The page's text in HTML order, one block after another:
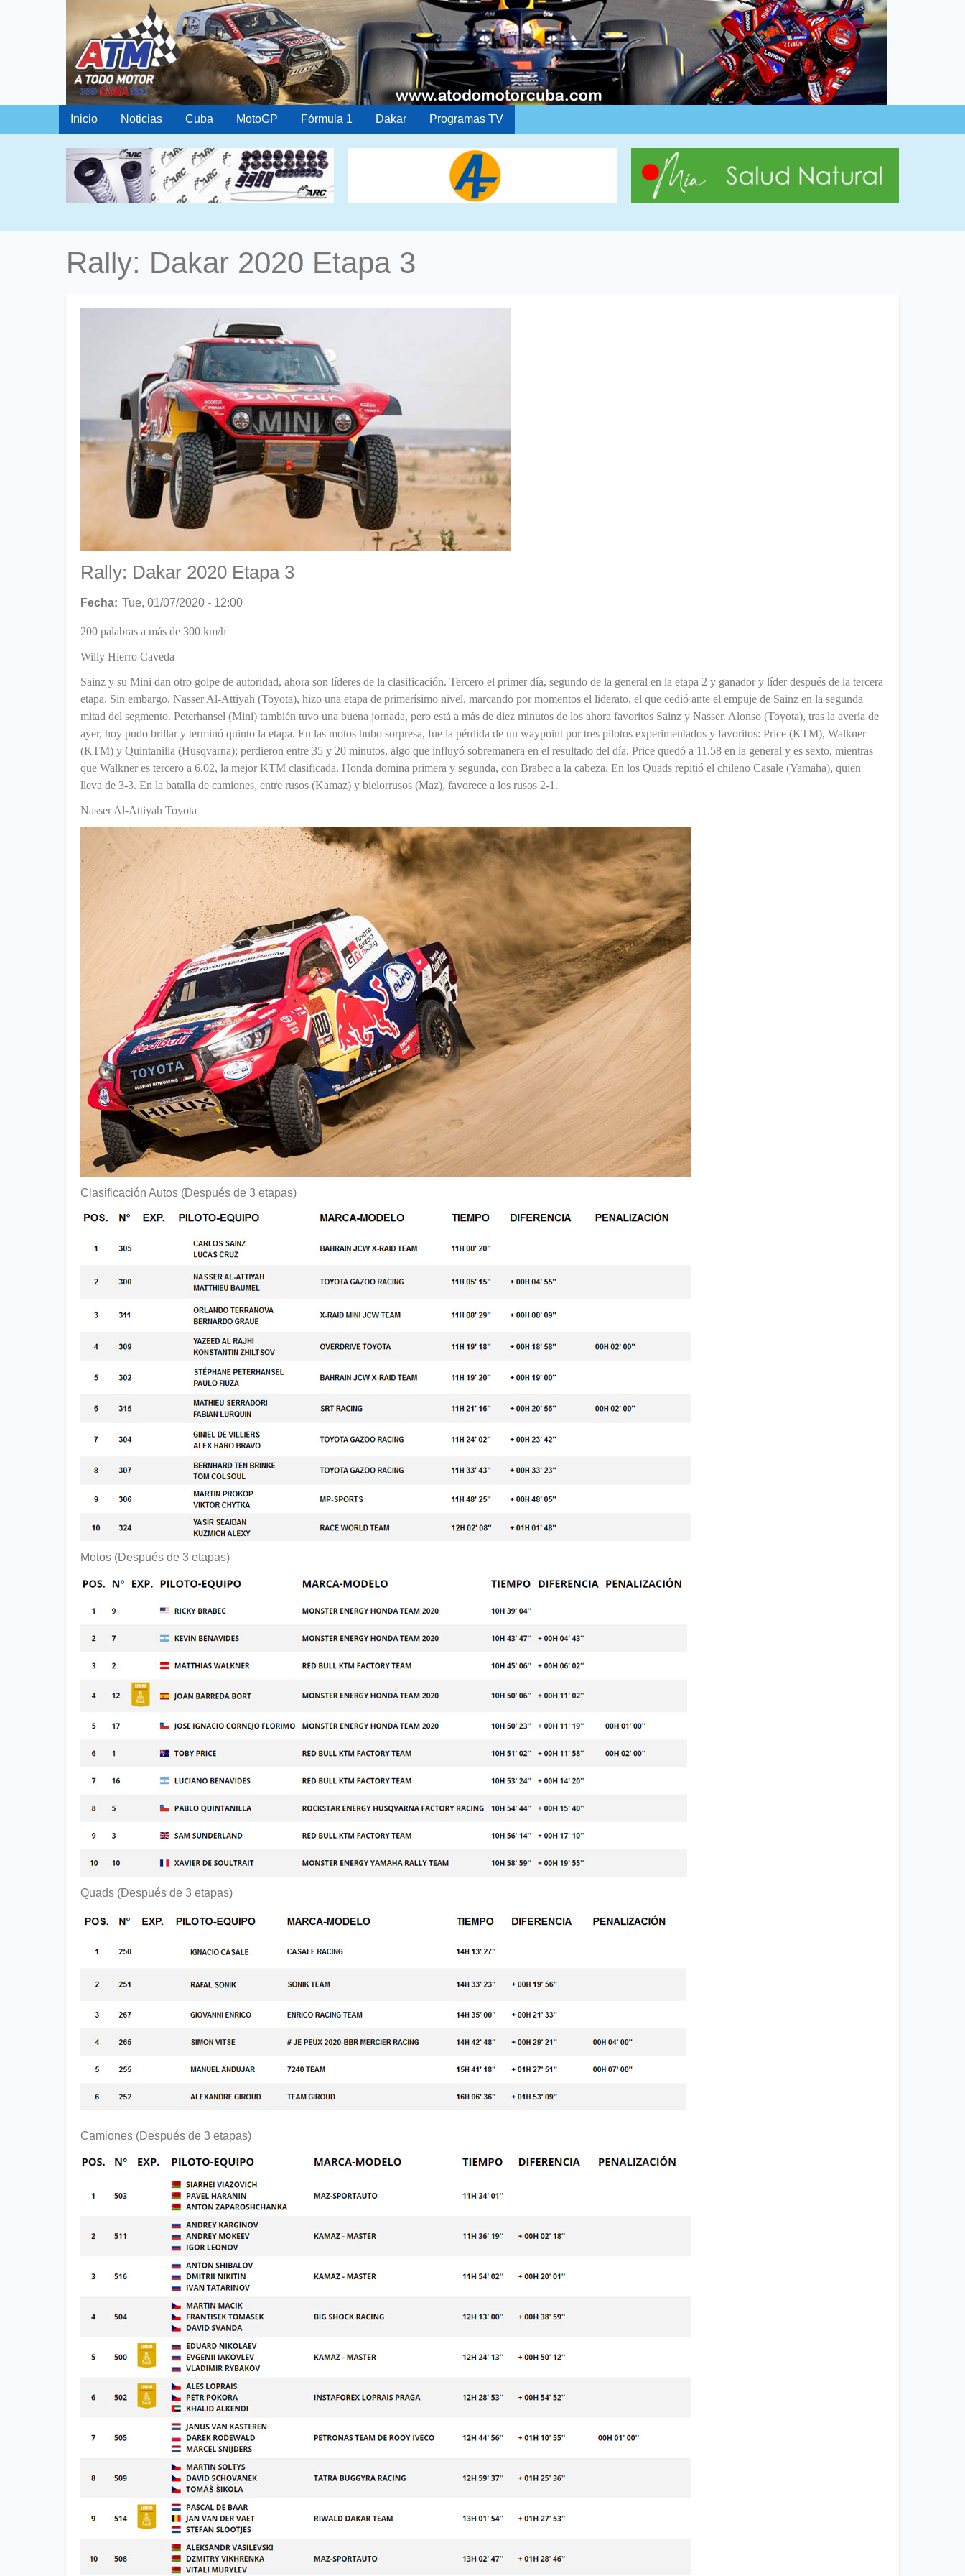
Inicio Noticias Cuba MotoGP Fórmula 1 Dakar Programas TV
Rally: Dakar 2020 Etapa 3
Rally: Dakar 2020 Etapa 3
Fecha Tue, 01/07/2020 - 12:00
200 palabras a más de 300 km/h
Willy Hierro Caveda
Sainz y su Mini dan otro golpe de autoridad, ahora son líderes de la clasificación. Tercero el primer día, segundo de la general en la etapa 2 y ganador y líder después de la tercera
etapa. Sin embargo, Nasser Al-Attiyah (Toyota), hizo una etapa de primerísimo nivel, marcando por momentos el liderato, el que cedió ante el empuje de Sainz en la segunda
mitad del segmento. Peterhansel (Mini) también tuvo una buena jornada, pero está a más de diez minutos de los ahora favoritos Sainz y Nasser. Alonso (Toyota), tras la avería de
ayer, hoy pudo brillar y terminó quinto la etapa. En las motos hubo sorpresa, fue la pérdida de un waypoint por tres pilotos experimentados y favoritos: Price (KTM), Walkner
(KTM) y Quintanilla (Husqvarna); perdieron entre 35 y 20 minutos, algo que influyó sobremanera en el resultado del día. Price quedó a 11.58 en la general y es sexto, mientras
que Walkner es tercero a 6.02, la mejor KTM clasificada. Honda domina primera y segunda, con Brabec a la cabeza. En los Quads repitió el chileno Casale (Yamaha), quien
lleva de 3-3. En la batalla de camiones, entre rusos (Kamaz) y bielorrusos (Maz), favorece a los rusos 2-1.
Nasser Al-Attiyah Toyota
Clasificación Autos (Después de 3 etapas)
Motos (Después de 3 etapas)
Quads (Después de 3 etapas)
Camiones (Después de 3 etapas)